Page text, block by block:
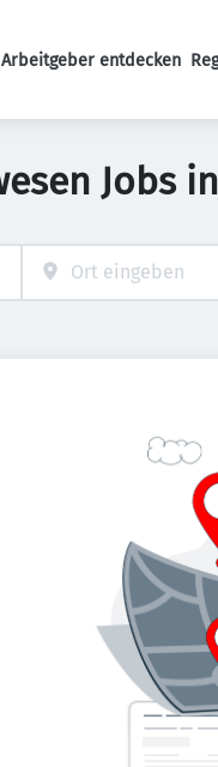
Haupt-Navigation
Arbeitgeber entdecken
Jobs